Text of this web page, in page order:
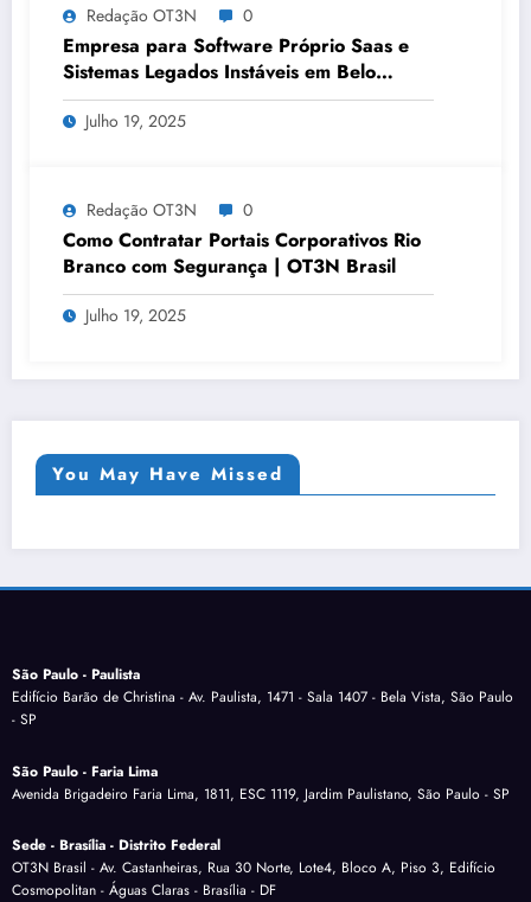
Redação OT3N 0
Empresa para Software Próprio Saas e
Sistemas Legados Instáveis em Belo
Horizonte | OT3N Brasil – Guia 3449
Julho 19, 2025
Redação OT3N 0
Como Contratar Portais Corporativos Rio
Branco com Segurança | OT3N Brasil
Julho 19, 2025
You May Have Missed
São Paulo - Paulista
Edifício Barão de Christina - Av. Paulista, 1471 - Sala 1407 - Bela Vista, São Paulo
- SP
São Paulo - Faria Lima
Avenida Brigadeiro Faria Lima, 1811, ESC 1119, Jardim Paulistano, São Paulo - SP
Sede - Brasília - Distrito Federal
OT3N Brasil - Av. Castanheiras, Rua 30 Norte, Lote4, Bloco A, Piso 3, Edifício
Cosmopolitan - Águas Claras - Brasília - DF